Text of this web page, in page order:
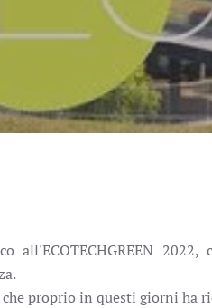
all'ECOTECHGREEN
proprio in questi giorni ha